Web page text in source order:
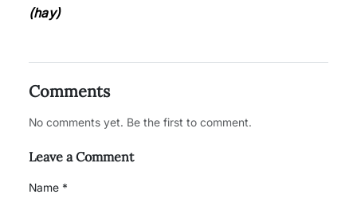
(hay)
Comments
No comments yet. Be the first to comment.
Leave a Comment
Name *